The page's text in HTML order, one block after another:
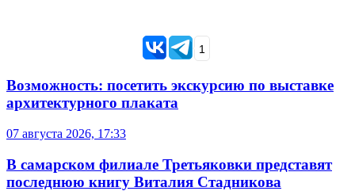
1
Возможность: посетить экскурсию по выставке
архитектурного плаката
07 августа 2026, 17:33
В самарском филиале Третьяковки представят
последнюю книгу Виталия Стадникова